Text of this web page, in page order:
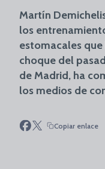
Martín
los
estomacales
choque del
de Madrid, ha
los medios de
Copiar enlace